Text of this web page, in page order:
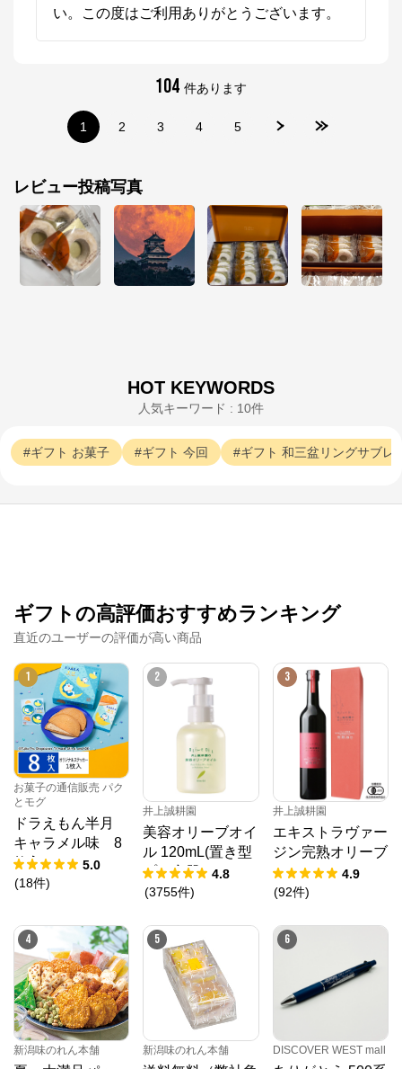
い。この度はご利用ありがとうございます。
104 件あります
1 2 3 4 5
レビュー投稿写真
HOT KEYWORDS
人気キーワード : 10件
ギフト お菓子 ギフト 今回 ギフト 和三盆リングサブレ
ギフトの高評価おすすめランキング
直近のユーザーの評価が高い商品
1
お菓子の通信販売 パク
とモグ
ドラえもん半月
キャラメル味 8
枚入
5.0
(18件)
2
井上誠耕園
美容オリーブオイ
ル 120mL(置き型
プラ容器) 4.8
(3755件)
3
井上誠耕園
エキストラヴァー
ジン完熟オリーブ
オイル 450g4.9
(92件)
4
新潟味のれん本舗
5
新潟味のれん本舗
6
DISCOVER WEST mall
https://online.poche-du-reve.com/shop/default.aspx